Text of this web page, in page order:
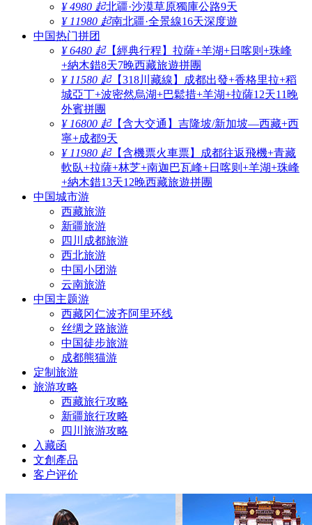
¥ 4980 起北疆·沙漠草原獨庫公路9天
¥ 11980 起南北疆·全景線16天深度遊
中国热门拼团
¥ 6480 起【經典行程】拉薩+羊湖+日喀则+珠峰
+納木錯8天7晚西藏旅遊拼團
¥ 11580 起【318川藏線】成都出發+香格里拉+稻
城亞丁+波密然烏湖+巴鬆措+羊湖+拉薩12天11晚
外賓拼團
¥ 16800 起【含大交通】吉隆坡/新加坡—西藏+西
寧+成都9天
¥ 11980 起【含機票火車票】成都往返飛機+青藏
軟臥+拉薩+林芝+南迦巴瓦峰+日喀则+羊湖+珠峰
+納木錯13天12晚西藏旅遊拼團
中国城市游
西藏旅游
新疆旅游
四川成都旅游
西北旅游
中国小团游
云南旅游
中国主题游
西藏冈仁波齐阿里环线
丝绸之路旅游
中国徒步旅游
成都熊猫游
定制旅游
旅游攻略
西藏旅行攻略
新疆旅行攻略
四川旅游攻略
入藏函
文創產品
客户评价